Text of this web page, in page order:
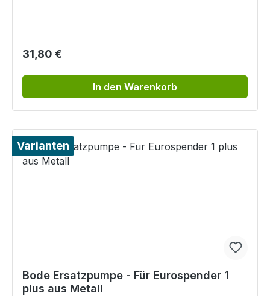
Regulärer Preis:
31,80 €
In den Warenkorb
Varianten
Bode Ersatzpumpe - Für Eurospender 1
plus aus Metall